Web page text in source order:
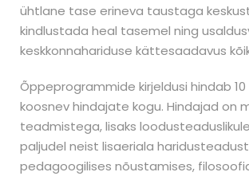
ühtlane tase erineva taustaga
kindlustada heal tasemel ning
keskkonnahariduse kättesaadavus
Õppeprogrammide kirjeldusi hindab
koosnev hindajate kogu. Hindajad on
teadmistega, lisaks
paljudel neist lisaeriala
pedagoogilises nõustamises,